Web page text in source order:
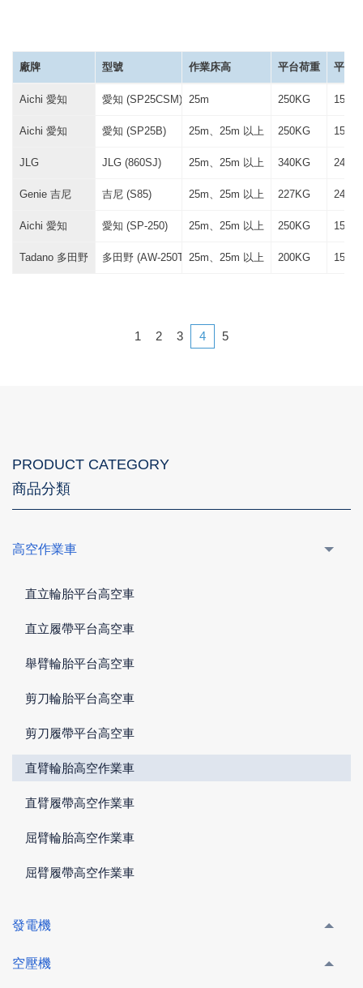
廠牌 型號
Aichi 愛知 愛知 (SP25CSM)
Aichi 愛知 愛知 (SP25B)
JLG JLG (860SJ)
Genie 吉尼 吉尼 (S85)
Aichi 愛知 愛知 (SP-250)
Tadano 多田野 多田野 (AW-250TG)
作業床高 平台荷重 平台
25m 250KG 150 *
25m、25m 以上 250KG 150 *
25m、25m 以上 340KG 244 *
25m、25m 以上 227KG 244 *
25m、25m 以上 250KG 150 *
25m、25m 以上 200KG 150 *
1 2 3 4 5
PRODUCT CATEGORY
商品分類
高空作業車
直立輪胎平台高空車
直立履帶平台高空車
舉臂輪胎平台高空車
剪刀輪胎平台高空車
剪刀履帶平台高空車
直臂輪胎高空作業車
直臂履帶高空作業車
屈臂輪胎高空作業車
屈臂履帶高空作業車
發電機
空壓機